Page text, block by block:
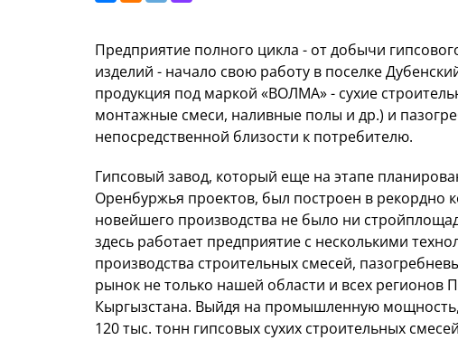
Предприятие полного цикла - от добычи
изделий - начало свою работу в поселке
продукция под маркой «ВОЛМА» - сухие
монтажные смеси, наливные полы и др.) и
непосредственной близости к потребителю.
Гипсовый завод, который еще на этапе
Оренбуржья проектов, был построен в рекордно
новейшего производства не было ни
здесь работает предприятие с несколькими
производства строительных смесей,
рынок не только нашей области и всех регионов
Кыргызстана. Выйдя на промышленную
120 тыс. тонн гипсовых сухих строительных